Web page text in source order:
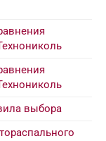
выбора